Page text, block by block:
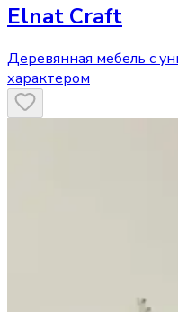
Elnat Craft
Деревянная мебель с
характером